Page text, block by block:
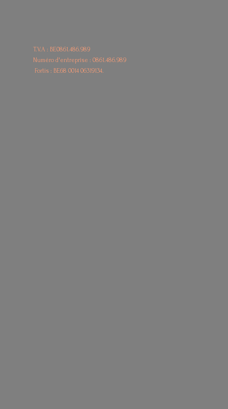
T.V.A : BE0861.486.989
Numéro d'entreprise : 0861.486.989
Fortis : BE680014 06319134.